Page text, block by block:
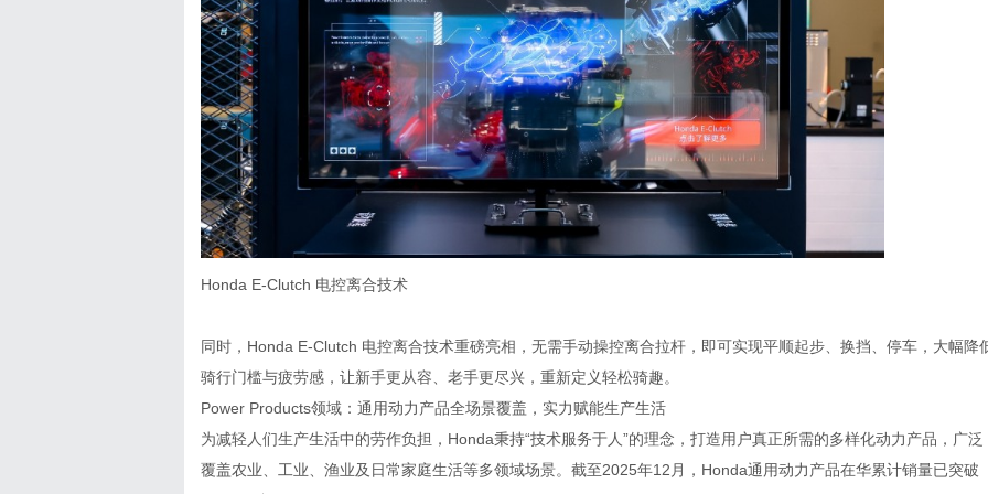
Honda E-Clutch 电控离合技术
同时，Honda E-Clutch 电控离合技术重磅亮相，无需手动操控离合拉杆，即可实现平顺起步、换挡、停车，大幅降
骑行门槛与疲劳感，让新手更从容、老手更尽兴，重新定义轻松骑趣。
Power Products领域：通用动力产品全场景覆盖，实力赋能生产生活
为减轻人们生产生活中的劳作负担，Honda秉持“技术服务于人”的理念，打造用户真正所需的多样化动力产品，广泛
覆盖农业、工业、渔业及日常家庭生活等多领域场景。截至2025年12月，Honda通用动力产品在华累计销量已突破